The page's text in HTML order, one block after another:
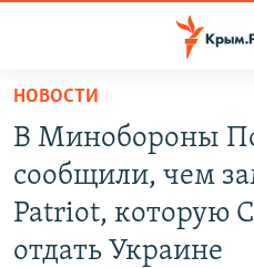
Вернуться
основному
содержанию
Вернутся
главной
СПЕЦПРОЕКТЫ
ГРУЗ 200
КАРТА ВОЕННЫХ ОБЪЕКТОВ
ВОДА
НОВОСТИ
В Минобороны
сообщили, чем
Patriot, которую
отдать Украине